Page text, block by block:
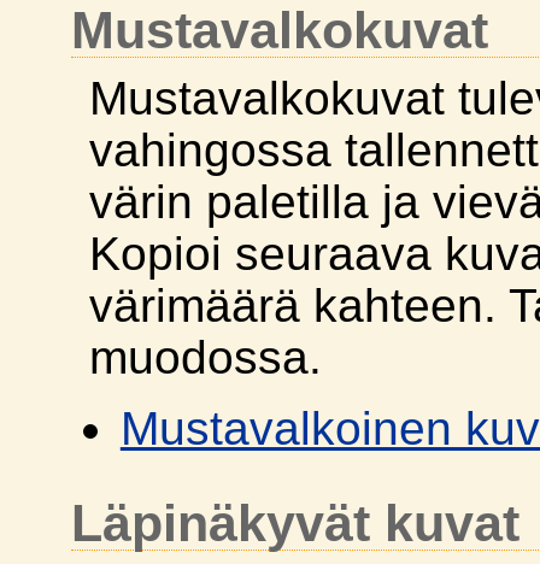
Mustavalkokuvat
Mustavalkokuvat
vahingossa
värin paletilla ja
Kopioi seuraava
värimäärä kahteen.
muodossa.
Mustavalkoinen
Läpinäkyvät kuvat